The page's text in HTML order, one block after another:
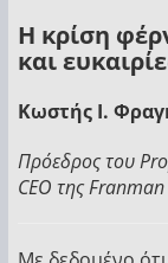
Η κρίση
και
Κωστής I.
Πρόεδρος του
CEO της Franman